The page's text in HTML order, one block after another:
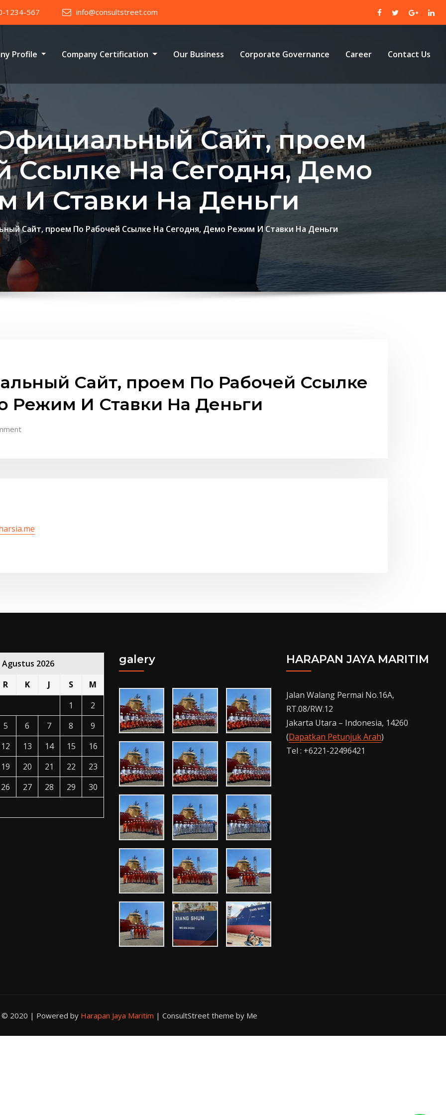
1234-567 info@consultstreet.com
Profile Company Certification Our Business Corporate Governance Career Contact Us
Сайт, проем
Ссылке На Сегодня, Демо
И Ставки На Деньги
Сайт, проем По Рабочей Ссылке На Сегодня, Демо Режим И Ставки На Деньги
Сайт, проем По Рабочей Ссылке
Режим И Ставки На Деньги
Agustus 2026
R K J S
M
1
2
5 6 7 8
9
12 13 14 15
16
19 20 21 22
23
26 27 28 29
30
galery HARAPAN JAYA MARITIM
Jalan Walang Permai No.16A,
RT.08/RW.12
Jakarta Utara – Indonesia, 14260
(Dapatkan Petunjuk Arah)
Tel : +6221-22496421
© 2020 | Powered by Harapan Jaya Maritim | ConsultStreet theme by Me